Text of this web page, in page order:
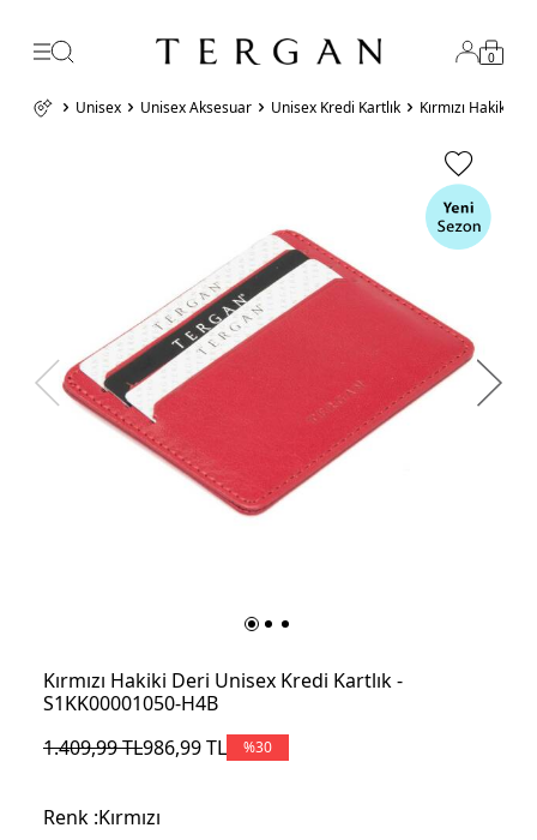
0
Unisex Unisex Aksesuar Unisex Kredi Kartlık Kırmızı Hakiki
Kırmızı Hakiki Deri Unisex Kredi Kartlık -
S1KK00001050-H4B
1.409,99TL986,99TL %30
Renk :Kırmızı